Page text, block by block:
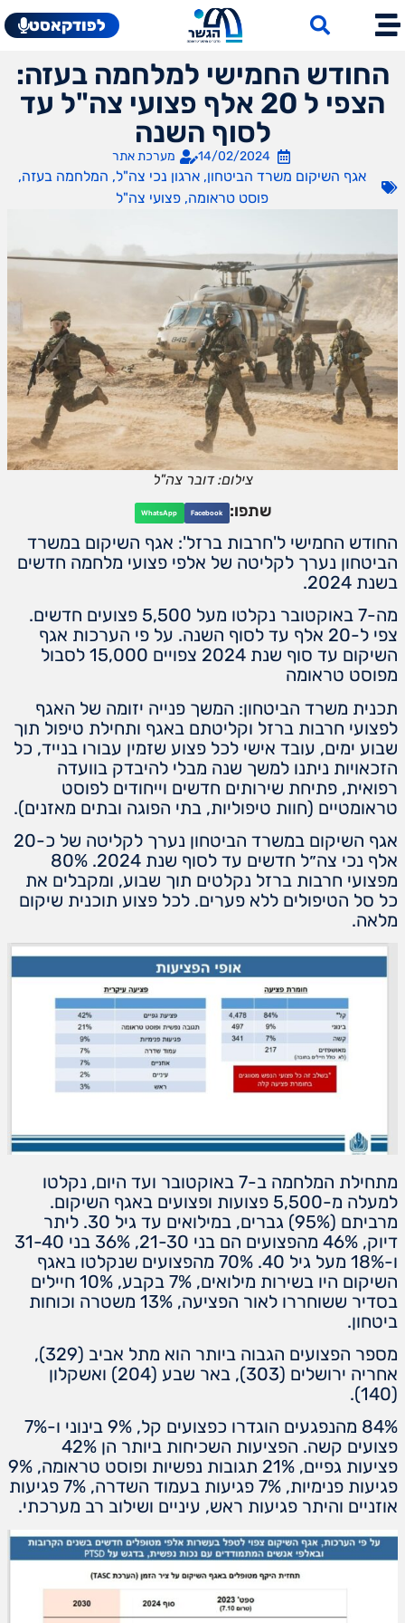
לפודקאסט
החודש החמישי למלחמה בעזה:
הצפי ל 20 אלף פצועי צה"ל עד
לסוף השנה
14/02/2024 מערכת אתר
אגף השיקום משרד הביטחון,ארגון נכי צה"ל, המלחמה בעזה,
פוסט טראומה,פצועי צה"ל
צילום: דובר צה"ל
שתפו: Facebook
WhatsApp
החודש החמישי ל'חרבות ברזל': אגף השיקום במשרד
הביטחון נערך לקליטה של אלפי פצועי מלחמה חדשים
בשנת 2024.
מה-7 באוקטובר נקלטו מעל 5,500 פצועים חדשים.
צפי ל-20 אלף עד לסוף השנה. על פי הערכות אגף
השיקום עד סוף שנת 2024 צפויים 15,000 לסבול
מפוסט טראומה
תכנית משרד הביטחון: המשך פנייה יזומה של האגף
לפצועי חרבות ברזל וקליטתם באגף ותחילת טיפול תוך
שבוע ימים, עובד אישי לכל פצוע שזמין עבורו בנייד, כל
הזכאויות ניתנו למשך שנה מבלי להיבדק בוועדה
רפואית, פתיחת שירותים חדשים וייחודים לפוסט
טראומטיים (חוות טיפוליות, בתי הפוגה ובתים מאזנים).
אגף השיקום במשרד הביטחון נערך לקליטה של כ-20
אלף נכי צה״ל חדשים עד לסוף שנת 2024. 80%
מפצועי חרבות ברזל נקלטים תוך שבוע, ומקבלים את
כל סל הטיפולים ללא פערים. לכל פצוע תוכנית שיקום
מלאה.
מתחילת המלחמה ב-7 באוקטובר ועד היום, נקלטו
למעלה מ-5,500 פצועות ופצועים באגף השיקום.
מרביתם (95%) גברים, במילואים עד גיל 30. ליתר
דיוק, 46% מהפצועים הם בני 21-30, 36% בני 31-40
ו-18% מעל גיל 40. 70% מהפצועים שנקלטו באגף
השיקום היו בשירות מילואים, 7% בקבע, 10% חיילים
בסדיר ששוחררו לאור הפציעה, 13% משטרה וכוחות
ביטחון.
מספר הפצועים הגבוה ביותר הוא מתל אביב (329),
אחריה ירושלים (303), באר שבע (204) ואשקלון
(140).
84% מהנפגעים הוגדרו כפצועים קל, 9% בינוני ו-7%
פצועים קשה. הפציעות השכיחות ביותר הן 42%
פציעות גפיים, 21% תגובות נפשיות ופוסט טראומה, 9%
פגיעות פנימיות, 7% פגיעות בעמוד השדרה, 7% פגיעות
אוזניים והיתר פגיעות ראש, עיניים ושילוב רב מערכתי.